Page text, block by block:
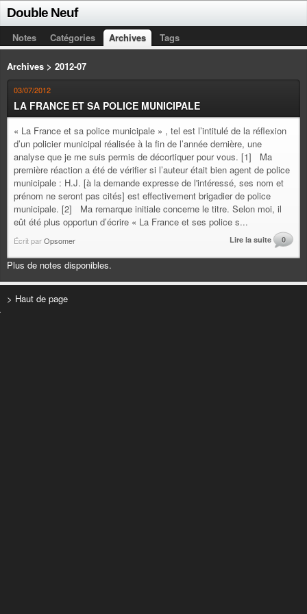
Double Neuf
Notes Catégories Archives Tags
Archives > 2012-07
03/07/2012
LA FRANCE ET SA POLICE MUNICIPALE
« La France et sa police municipale » , tel est l’intitulé de la réflexion
d’un policier municipal réalisée à la fin de l’année dernière, une
analyse que je me suis permis de décortiquer pour vous. [1] Ma
première réaction a été de vérifier si l’auteur était bien agent de police
municipale : H.J. [à la demande expresse de l'intéressé, ses nom et
prénom ne seront pas cités] est effectivement brigadier de police
municipale. [2] Ma remarque initiale concerne le titre. Selon moi, il
eût été plus opportun d’écrire « La France et ses police s...
Écrit parOpsomer Lire la suite 0
Plus de notes disponibles.
> Haut de page